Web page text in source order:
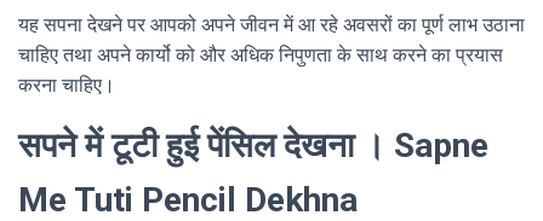
यह सपना देखने पर आपको अपने जीवन में आ रहे अवसरों का पूर्ण लाभ उठाना
चाहिए तथा अपने कार्यो को और अधिक निपुणता के साथ करने का प्रयास
करना चाहिए।
सपने में टूटी हुई पेंसिल देखना । Sapne
Me Tuti Pencil Dekhna